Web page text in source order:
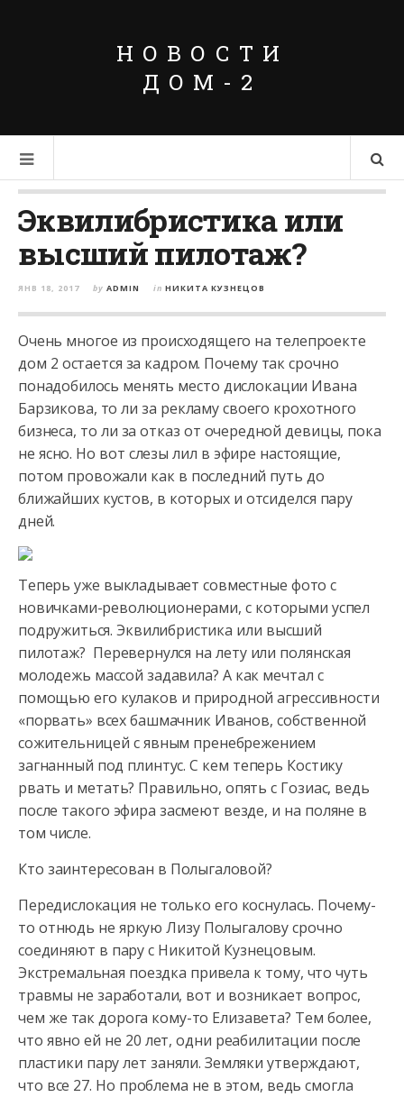
НОВОСТИ
ДОМ-2
Эквилибристика или
высший пилотаж?
ЯНВ 18, 2017 by ADMIN in НИКИТА КУЗНЕЦОВ
Очень многое из происходящего на телепроекте
дом 2 остается за кадром. Почему так срочно
понадобилось менять место дислокации Ивана
Барзикова, то ли за рекламу своего крохотного
бизнеса, то ли за отказ от очередной девицы, пока
не ясно. Но вот слезы лил в эфире настоящие,
потом провожали как в последний путь до
ближайших кустов, в которых и отсиделся пару
дней.
Теперь уже выкладывает совместные фото с
новичками-революционерами, с которыми успел
подружиться. Эквилибристика или высший
пилотаж? Перевернулся на лету или полянская
молодежь массой задавила? А как мечтал с
помощью его кулаков и природной агрессивности
«порвать» всех башмачник Иванов, собственной
сожительницей с явным пренебрежением
загнанный под плинтус. С кем теперь Костику
рвать и метать? Правильно, опять с Гозиас, ведь
после такого эфира засмеют везде, и на поляне в
том числе.
Кто заинтересован в Полыгаловой?
Передислокация не только его коснулась. Почему-
то отнюдь не яркую Лизу Полыгалову срочно
соединяют в пару с Никитой Кузнецовым.
Экстремальная поездка привела к тому, что чуть
травмы не заработали, вот и возникает вопрос,
чем же так дорога кому-то Елизавета? Тем более,
что явно ей не 20 лет, одни реабилитации после
пластики пару лет заняли. Земляки утверждают,
что все 27. Но проблема не в этом, ведь смогла